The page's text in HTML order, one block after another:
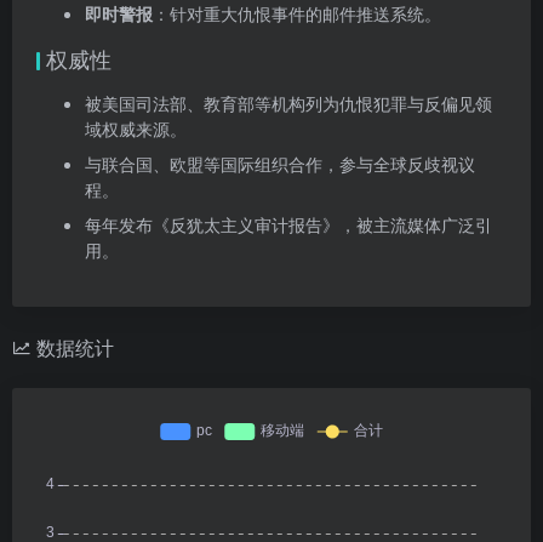
即时警报 ：针对重大仇恨事件的邮件推送系统。
权威性
被美国司法部、教育部等机构列为仇恨犯罪与反偏见领
域权威来源。
与联合国、欧盟等国际组织合作，参与全球反歧视议
程。
每年发布《反犹太主义审计报告》，被主流媒体广泛引
用。
数据统计